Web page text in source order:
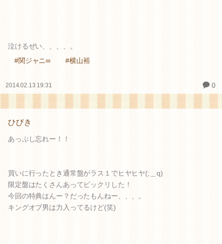
泣けるぜい、、、、。
#関ジャニ∞
#横山裕
2014.02.13 19:31 0
ひびき
あっぷし忘れー！！
買いに行ったとき通常盤がラス１でヒヤヒヤ(;＿q)
限定盤はたくさんあってビックリした！
今回の特典はんー？だったもんねー、、、。
キングオブ男は力入ってるけど(笑)